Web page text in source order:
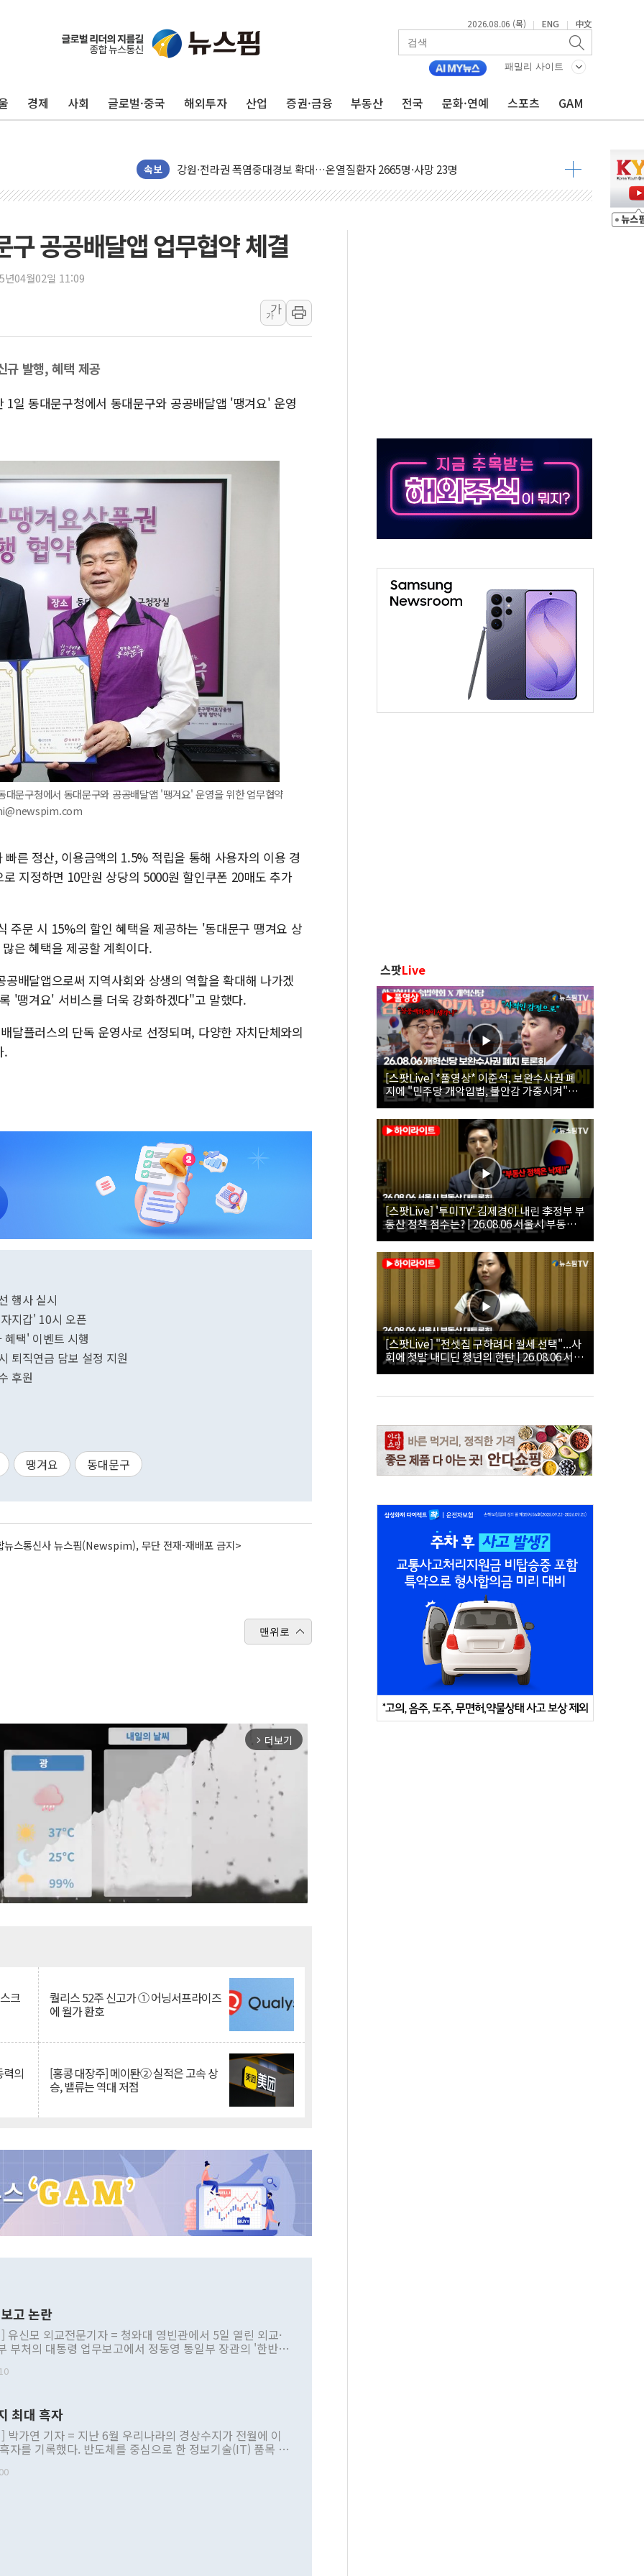
2026.08.06 (목) | ENG | 中文
패밀리 사이트
경제 사회 글로벌·중국 해외투자 산업 증권·금융 부동산 전국 문화·연예 스포츠 GAM
속보
[코인 시황] 비트코인, ETF 자금 유입에도 박스권…美 암호화폐 법안 처리 여부도 변수
빚투·레버리지 줄었지만, 반도체 두 종목에 코스피 '휘청'
양주 가전제품 창고서 화재…차량 3대·건물 1동 전소
종로·중구 오피스 78%가 준공 10년 이상…리뉴얼이 경쟁력 가른다
우크라, 러 탄도미사일 공격에 속수무책… 패트리엇 미사일 지원, 작년의 3분의 1
제천 바이오밸리 공장 옥상서 불…30여분 만에 진화
CJ온스타일, 2분기 영업익 260억원…전년 比 21.2%↑
AI 연산은 포항, 전력 저장은 영광…지역펀드 9·10호 확정
[속보] 북, 동해상으로 미상 발사체 발사
한국투자증권, 국내 최초 상반기 영업이익 2조 돌파
[IPO] 니어스랩 "피지컬 AI 자율비행 기술로 글로벌 방산 시장 공략"
공공배달앱 업무협약 체결
년04월02일 11:09
가
가
규 발행, 혜택 제공
일 동대문구청에서 동대문구와 공공배달앱 '땡겨요' 운영
문구청에서 동대문구와 공공배달앱 '땡겨요' 운영을 위한 업무협약
른 정산, 이용금액의 1.5% 적립을 통해 사용자의 이용 경
지정하면 10만원 상당의 5000원 할인쿠폰 20매도 추가
주문 시 15%의 할인 혜택을 제공하는 '동대문구 땡겨요 상
은 혜택을 제공할 계획이다.
배달앱으로써 지역사회와 상생의 역할을 확대해 나가겠
'땡겨요' 서비스를 더욱 강화하겠다"고 말했다.
달플러스의 단독 운영사로 선정되며, 다양한 자치단체와의
.
행사 실시
지갑' 10시 오픈
택' 이벤트 시행
퇴직연금 담보 설정 지원
후원
땡겨요 동대문구
뉴스통신사 뉴스핌(Newspim), 무단 전재-재배포 금지>
맨위로
arrow_forward_ios 더보기
크 퀄리스 52주 신고가 ① 어닝서프라이즈
에 월가 환호
의 [홍콩 대장주] 메이퇀② 실적은 고속 상
승, 밸류는 역대 저점
고 논란
유신모 외교전문기자 = 청와대 영빈관에서 5일 열린 외교·
부처의 대통령 업무보고에서 정동영 통일부 장관의 '한반도
부 내 조율을 거치지 않은 사안을 정책으로 추진하겠다고 공
근거한 비현실적 구상'이라는 비판을 내놨다. 그동안 정 장
관련 발언이 물의를 빚은 적은 여러 번 있지만 대통령과 유
공개적으로 부정적 입장을 표명한 것은 이례적이다. 정 장
북 접근법과 월권을 제어해야 한다는 목소리도 높아지고 있
최대 흑자
박가연 기자 = 지난 6월 우리나라의 경상수지가 전월에 이
자를 기록했다. 반도체를 중심으로 한 정보기술(IT) 품목 수
르
스팟Live
[스팟Live] *풀영상* 이준석, 보완수사권 폐
지에 "민주당 개악입법, 불안감 가중시켜"｜
26.08.06 개혁신당 보완수사권 폐지 토론회
[스팟Live] '투미TV' 김제경이 내린 李정부 부
동산 정책 점수는? | 26.08.06 서울시 부동산
대토론회
[스팟Live] "전셋집 구하려다 월세 선택"...사
회에 첫발 내디딘 청년의 한탄 | 26.08.06 서울
시 부동산 대토론회